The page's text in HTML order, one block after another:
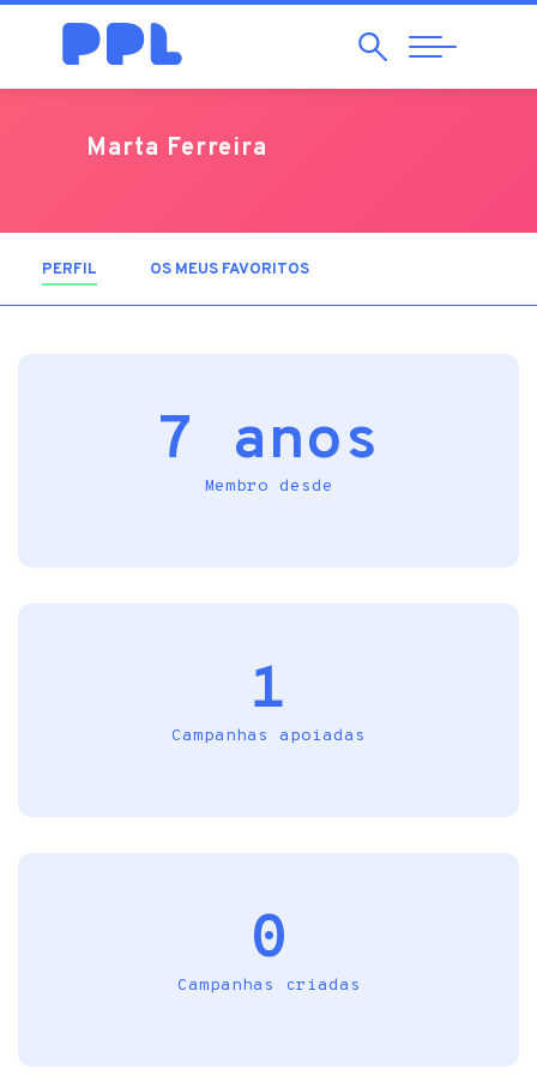
Pesquisar
Abrir
Navegação
Marta Ferreira
PERFIL (SEPARADOR ATIVO)
OS MEUS FAVORITOS
7 anos
Membro desde
1
Campanhas apoiadas
0
Campanhas criadas